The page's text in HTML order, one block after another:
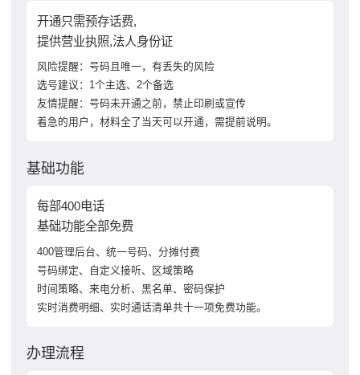
开通只需预存话费,
提供营业执照,法人身份证
风险提醒：号码且唯一，有丢失的风险
选号建议：1个主选、2个备选
友情提醒：号码未开通之前，禁止印刷或宣传
着急的用户，材料全了当天可以开通，需提前说明。
基础功能
每部400电话
基础功能全部免费
400管理后台、统一号码、分摊付费
号码绑定、自定义接听、区域策略
时间策略、来电分析、黑名单、密码保护
实时消费明细、实时通话清单共十一项免费功能。
办理流程